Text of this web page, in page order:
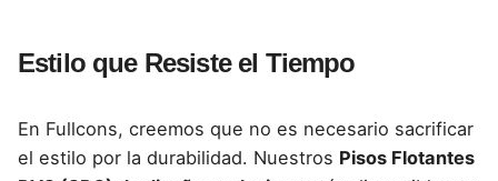
Estilo que Resiste el Tiempo
En Fullcons, creemos que no es necesario sacrificar
el estilo por la durabilidad. Nuestros Pisos Flotantes